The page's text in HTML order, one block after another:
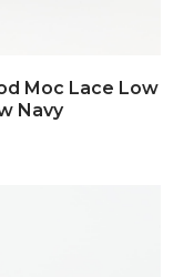
Moc Lace Low
Navy